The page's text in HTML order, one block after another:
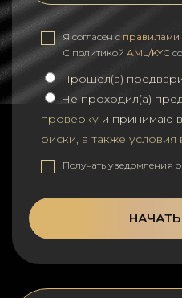
Я согласен с
С политикой AML/KYC
Прошел(а)
Не проходил(а)
проверку и принимаю
риски, а также условия
Получать уведомления